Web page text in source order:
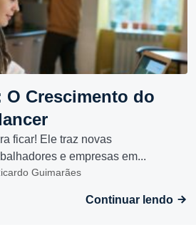
O Crescimento do
ficar! Ele traz novas
e empresas em...
Guimarães
Continuar lendo